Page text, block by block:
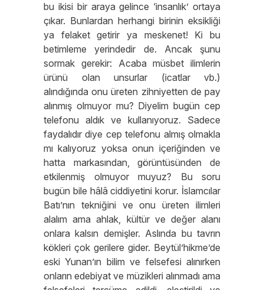
bu ikisi bir araya gelince ‘insanlık’ ortaya
çıkar. Bunlardan herhangi birinin eksikliği
ya felaket getirir ya meskenet! Ki bu
betimleme yerindedir de. Ancak şunu
sormak gerekir: Acaba müsbet ilimlerin
ürünü olan unsurlar (icatlar vb.)
alındığında onu üreten zihniyetten de pay
alınmış olmuyor mu? Diyelim bugün cep
telefonu aldık ve kullanıyoruz. Sadece
faydalıdır diye cep telefonu almış olmakla
mı kalıyoruz yoksa onun içeriğinden ve
hatta markasından, görüntüsünden de
etkilenmiş olmuyor muyuz? Bu soru
bugün bile hâlâ ciddiyetini korur. İslamcılar
Batı’nın tekniğini ve onu üreten ilimleri
alalım ama ahlak, kültür ve değer alanı
onlara kalsın demişler. Aslında bu tavrın
kökleri çok gerilere gider. Beytül’hikme’de
eski Yunan’ın bilim ve felsefesi alınırken
onların edebiyat ve müzikleri alınmadı ama